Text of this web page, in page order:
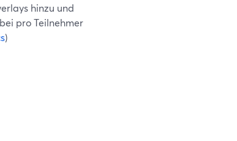
hinzu und
pro Teilnehmer
)